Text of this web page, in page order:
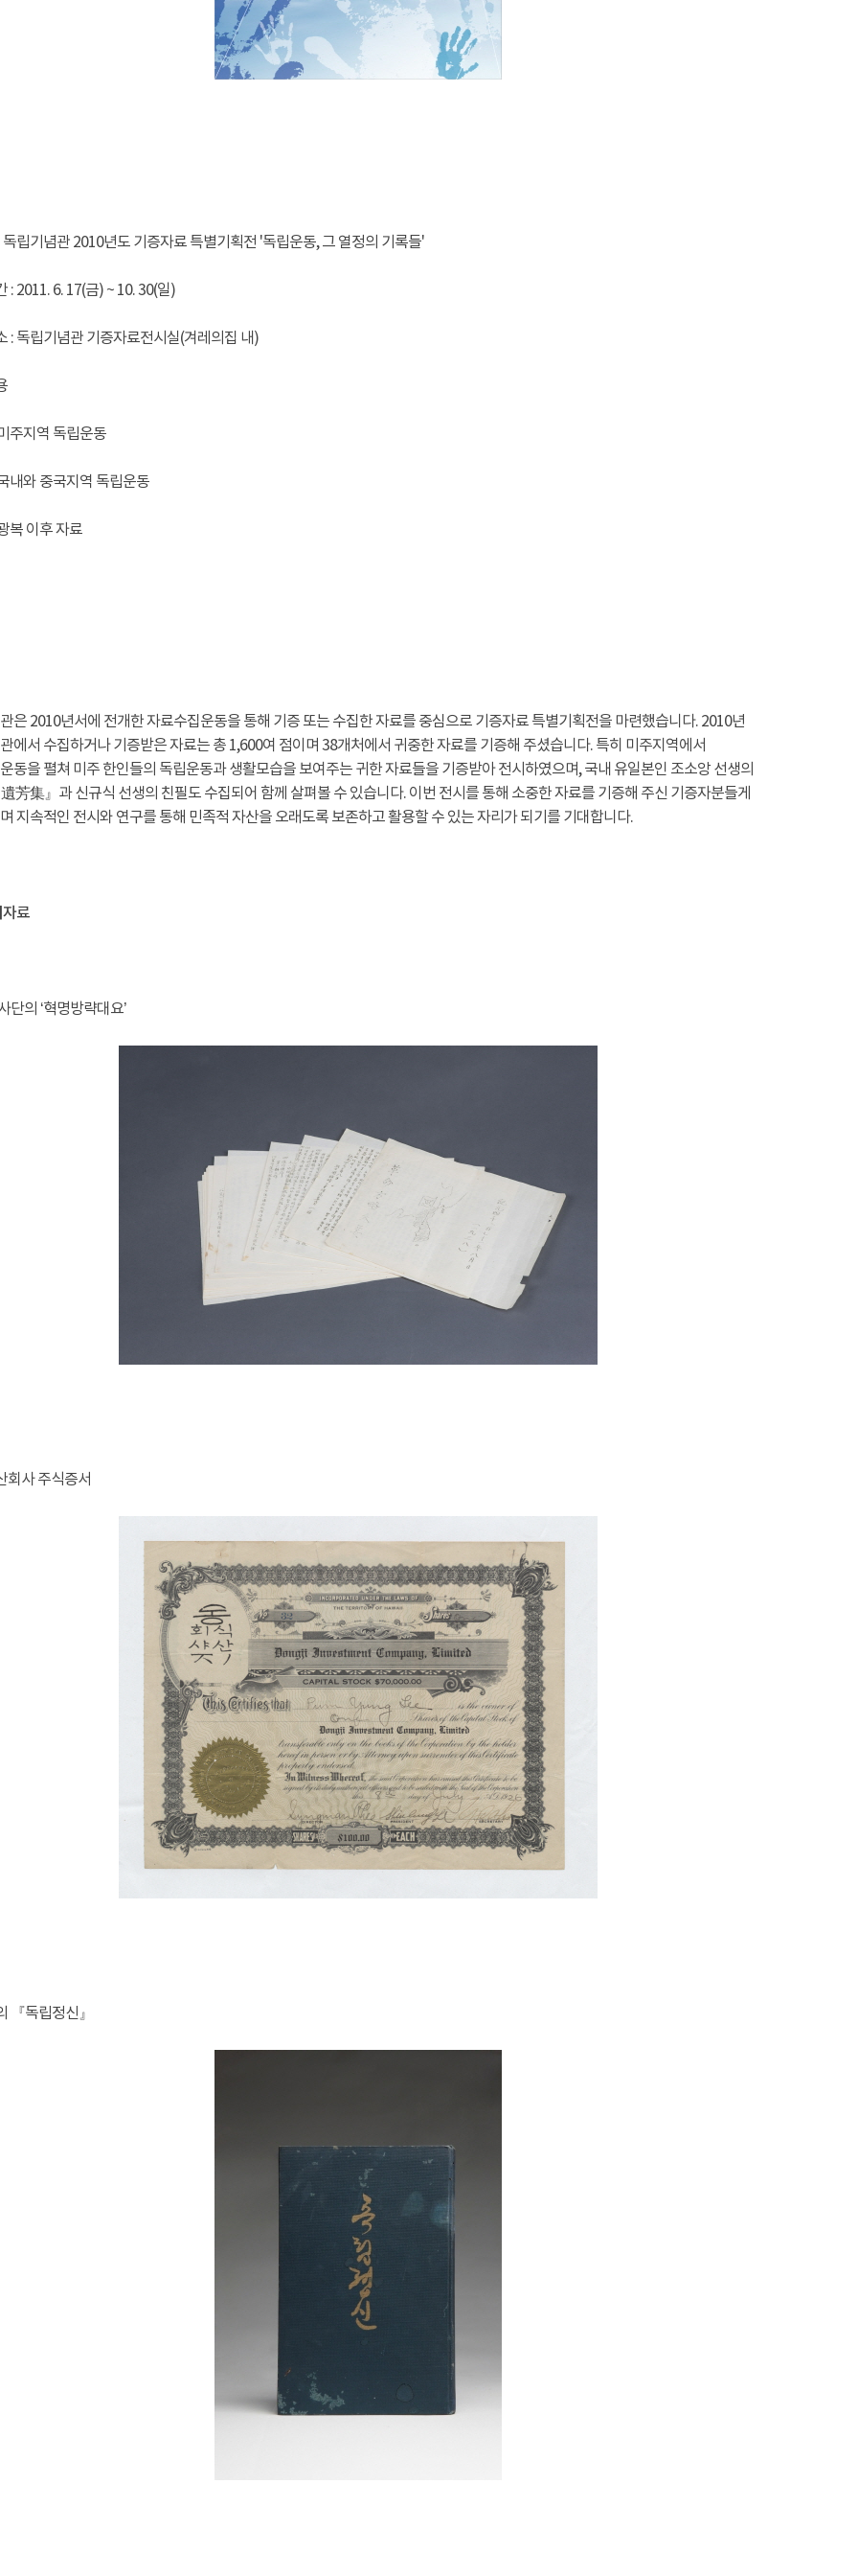
독립기념관 2010년도 기증자료 특별기획전 '독립운동, 그 열정의 기록들'
: 2011. 6. 17(금) ~ 10. 30(일)
: 독립기념관 기증자료전시실(겨레의집 내)
주지역 독립운동
내와 중국지역 독립운동
복 이후 자료
은 2010년서에 전개한 자료수집운동을 통해 기증 또는 수집한 자료를 중심으로 기증자료 특별기획전을 마련했습니다. 2010년
에서 수집하거나 기증받은 자료는 총 1,600여 점이며 38개처에서 귀중한 자료를 기증해 주셨습니다. 특히 미주지역에서
동을 펼쳐 미주 한인들의 독립운동과 생활모습을 보여주는 귀한 자료들을 기증받아 전시하였으며, 국내 유일본인 조소앙 선생의
芳集』과 신규식 선생의 친필도 수집되어 함께 살펴볼 수 있습니다. 이번 전시를 통해 소중한 자료를 기증해 주신 기증자분들게
지속적인 전시와 연구를 통해 민족적 자산을 오래도록 보존하고 활용할 수 있는 자리가 되기를 기대합니다.
료
단의 ‘혁명방략대요’
회사 주식증서
『독립정신』